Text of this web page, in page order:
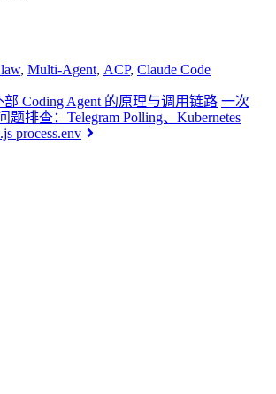
, Multi-Agent, ACP, Claude Code
部 Coding Agent 的原理与调用链路 一次
题排查：Telegram Polling、Kubernetes
process.env